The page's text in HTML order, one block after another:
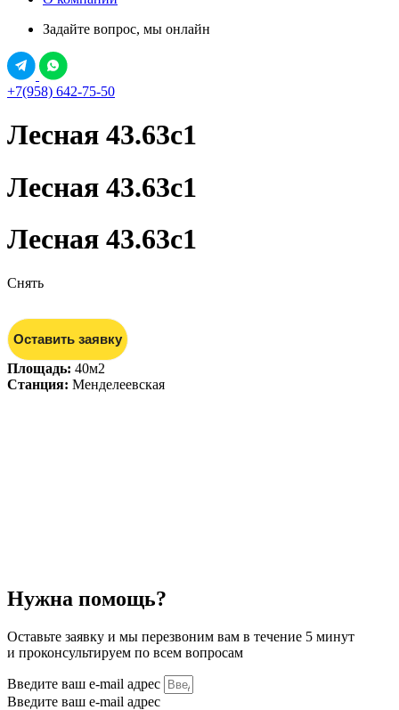
Задайте вопрос, мы онлайн
+7(958) 642-75-50
Лесная 43.63с1
Лесная 43.63с1
Лесная 43.63с1
Снять
Оставить заявку
Площадь: 40м2
Станция: Менделеевская
Нужна помощь?
Оставьте заявку и мы перезвоним вам в течение 5 минут
и проконсультируем по всем вопросам
Введите ваш e-mail адрес
Введите ваш e-mail адрес